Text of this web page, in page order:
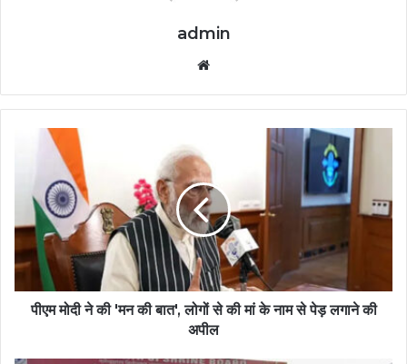
admin
पीएम मोदी ने की 'मन की बात', लोगों से की मां के नाम से पेड़ लगाने की
अपील